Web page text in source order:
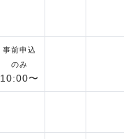
事前申込
のみ
10:00〜